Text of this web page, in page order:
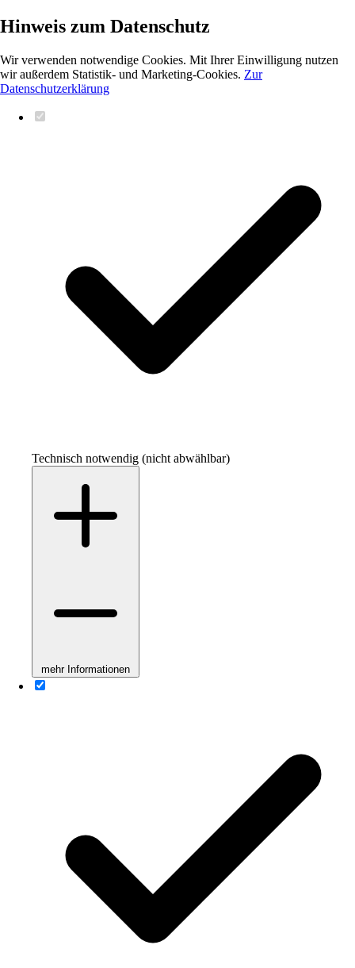
Hinweis zum Datenschutz
Wir verwenden notwendige Cookies. Mit Ihrer Einwilligung nutzen
wir außerdem Statistik- und Marketing-Cookies. Zur
Datenschutzerklärung
Technisch notwendig (nicht abwählbar)
mehr Informationen